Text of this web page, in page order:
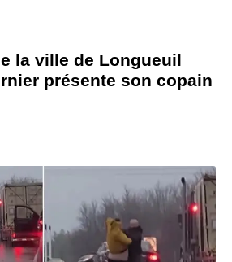
la ville de Longueuil
présente son copain